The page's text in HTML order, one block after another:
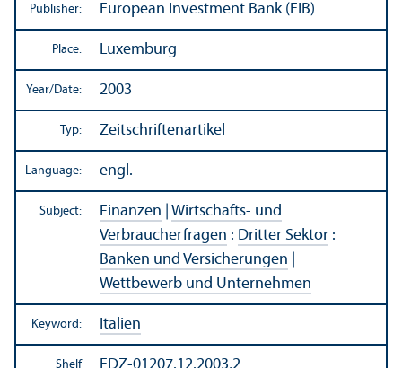
Publisher: European Investment Bank (EIB)
Place: Luxemburg
Year/Date: 2003
Typ: Zeitschriftenartikel
Language: engl.
Subject: Finanzen
Wirtschafts- und
Verbraucherfragen : Dritter Sektor :
Banken und Versicherungen
Wettbewerb und Unternehmen
Keyword: Italien
Shelf